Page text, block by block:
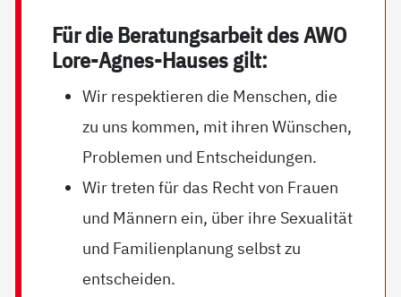
Für die Be­ra­tungs­ar­beit des AWO
Lo­re-Ag­nes-Hau­ses gilt:
Wir respektieren die Menschen, die
zu uns kommen, mit ihren Wünschen,
Problemen und Entscheidungen.
Wir treten für das Recht von Frauen
und Männern ein, über ihre Sexualität
und Familienplanung selbst zu
entscheiden.